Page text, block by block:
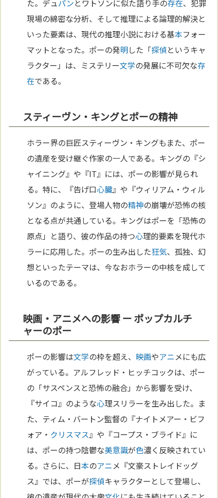
た。デュパンとワトソンに似た語り手の存在、犯罪
現場の綿密な分析、そして推理による論理的解決と
いった要素は、現代の推理小説における基本フォー
マットとなった。ポーの発明した「探偵というキャ
ラクター」は、ミステリー文学の発展に不可欠な存
在である。
スティーヴン・キングとポーの精神
ホラー界の巨匠スティーヴン・キングもまた、ポー
の遺産を受け継ぐ作家の一人である。キングの『シ
ャイニング』や『IT』には、ポーの影響が見られ
る。特に、『告げ口心臓』や『ウィリアム・ウィル
ソン』のように、登場人物の精神の崩壊が恐怖の核
となる点が共通している。キングはポーを「恐怖の
原点」と語り、彼の作品の持つ心理的要素を現代ホ
ラーに応用した。ポーの生み出した狂気、孤独、幻
想といったテーマは、今なおホラーの中核を成して
いるのである。
映画・アニメへの影響 ー ポップカルチ
ャーのポー
ポーの影響は文学の枠を超え、 映画やアニメにも広
がっている。アルフレッド・ヒッチコックは、ポー
の「サスペンスと恐怖の融合」から影響を受け、
『サイコ』のような心理スリラーを生み出した。ま
た、ティム・バートン監督の『ナイトメアー・ビフ
ォア・ クリスマス』や『コープス・ブライド』に
は、ポーの持つ陰鬱な美意識が色濃く反映されてい
る。さらに、日本のアニメ『文豪ストレイドッグ
ス』では、ポーが探偵キャラクターとして登場し、